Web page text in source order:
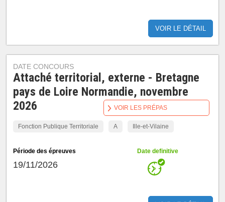
VOIR LE DÉTAIL
DATE CONCOURS
Attaché territorial, externe - Bretagne
pays de Loire Normandie, novembre
2026
Fonction Publique Territoriale A Ille-et-Vilaine
Période des épreuves
19/11/2026
Date definitive
VOIR LES PRÉPAS